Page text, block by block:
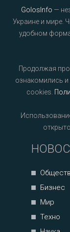
GolosInfo —
Украине и мире.
удобном
Продолжая
ознакомились
cookies.
Бизнес
Мир
Техно